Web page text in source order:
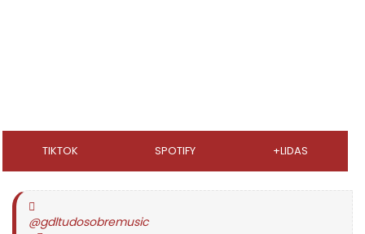
TIKTOK SPOTIFY +LIDAS
@gdltudosobremusic